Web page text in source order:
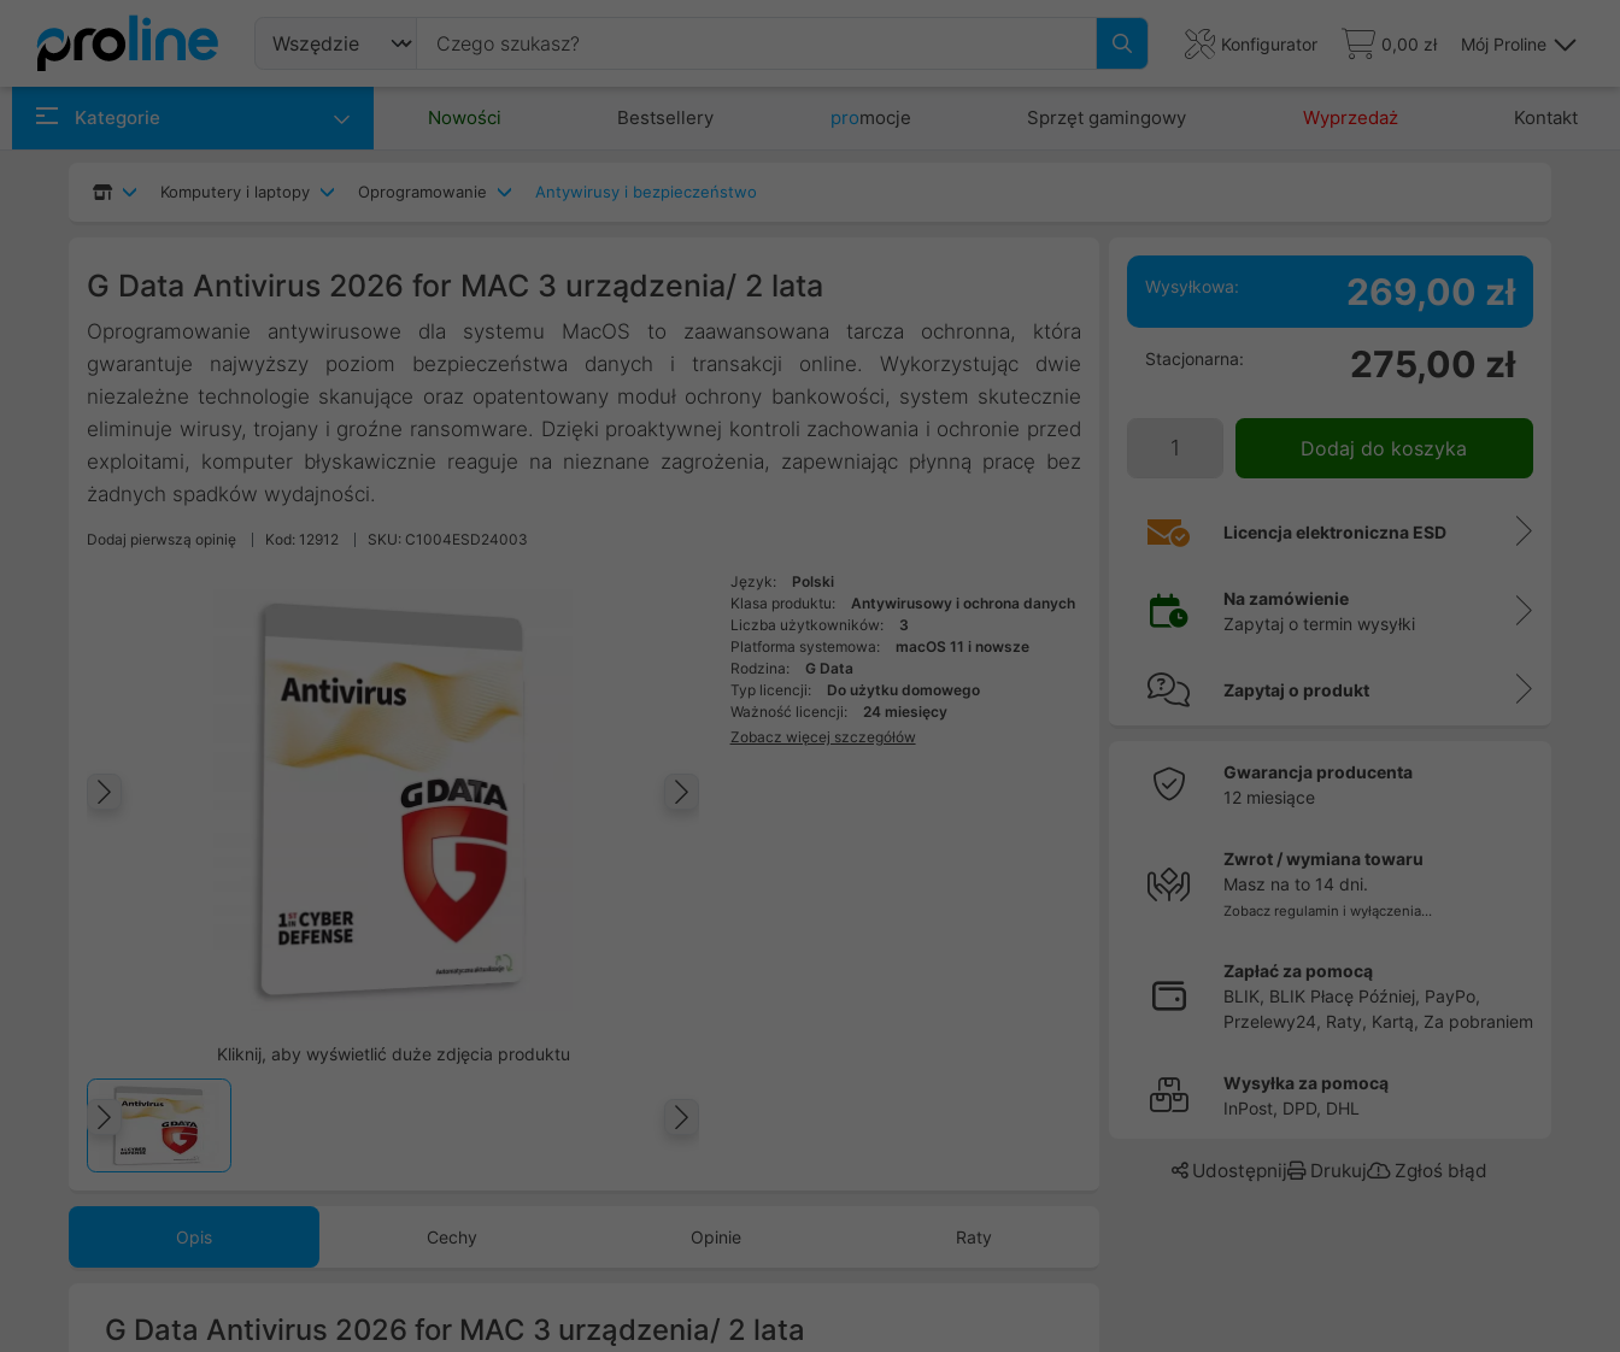
Konfigurator 0,00 zł Mój Proline
Kategorie Nowości Bestsellery promocje Sprzęt gamingowy Wyprzedaż Kontakt
Komputery i laptopy Oprogramowanie Antywirusy i bezpieczeństwo
G Data Antivirus 2026 for MAC 3 urządzenia/ 2 lata
Oprogramowanie antywirusowe dla systemu MacOS to zaawansowana tarcza ochronna, która
gwarantuje najwyższy poziom bezpieczeństwa danych i transakcji online. Wykorzystując dwie
niezależne technologie skanujące oraz opatentowany moduł ochrony bankowości, system skutecznie
eliminuje wirusy, trojany i groźne ransomware. Dzięki proaktywnej kontroli zachowania i ochronie przed
exploitami, komputer błyskawicznie reaguje na nieznane zagrożenia, zapewniając płynną pracę bez
żadnych spadków wydajności.
Dodaj pierwszą opinię Kod: 12912 SKU: C1004ESD24003
Kliknij, aby wyświetlić duże zdjęcia produktu
Poprzedni
Język:
Polski
Klasa produktu:
Antywirusowy i ochrona danych
Liczba użytkowników:
3
Platforma systemowa:
macOS 11 i nowsze
Rodzina:
G Data
Typ licencji:
Do użytku domowego
Ważność licencji:
24 miesięcy
Zobacz więcej szczegółów
Opis Cechy Opinie Raty
G Data Antivirus 2026 for MAC 3 urządzenia/ 2 lata
Wysyłkowa: 269,00 zł
Stacjonarna: 275,00 zł
Dodaj do koszyka
Licencja elektroniczna ESD
Na zamówienie
Zapytaj o termin wysyłki
Zapytaj o produkt
Gwarancja producenta
12 miesiące
Zwrot / wymiana towaru
Masz na to 14 dni.
Zobacz regulamin i wyłączenia...
Zapłać za pomocą
BLIK, BLIK Płacę Później, PayPo,
Przelewy24, Raty, Kartą, Za pobraniem
Wysyłka za pomocą
InPost, DPD, DHL
Udostępnij Drukuj Zgłoś błąd